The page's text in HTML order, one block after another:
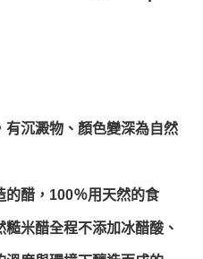
有沉澱物、顏色變深為自然
的醋，100％用天然的食
米醋全程不添加冰醋酸、